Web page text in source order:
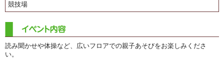
競技場
読み聞かせや体操など、広いフロアでの親子あそびをお楽しみくださ
い。